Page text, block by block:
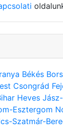
Békés
Csongrád
Heves
Esztergom
Szatmár-